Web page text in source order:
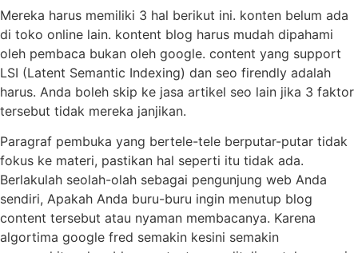
Mereka harus memiliki 3 hal berikut ini. konten belum ada
di toko online lain. kontent blog harus mudah dipahami
oleh pembaca bukan oleh google. content yang support
LSI (Latent Semantic Indexing) dan seo firendly adalah
harus. Anda boleh skip ke jasa artikel seo lain jika 3 faktor
tersebut tidak mereka janjikan.
Paragraf pembuka yang bertele-tele berputar-putar tidak
fokus ke materi, pastikan hal seperti itu tidak ada.
Berlakulah seolah-olah sebagai pengunjung web Anda
sendiri, Apakah Anda buru-buru ingin menutup blog
content tersebut atau nyaman membacanya. Karena
algortima google fred semakin kesini semakin